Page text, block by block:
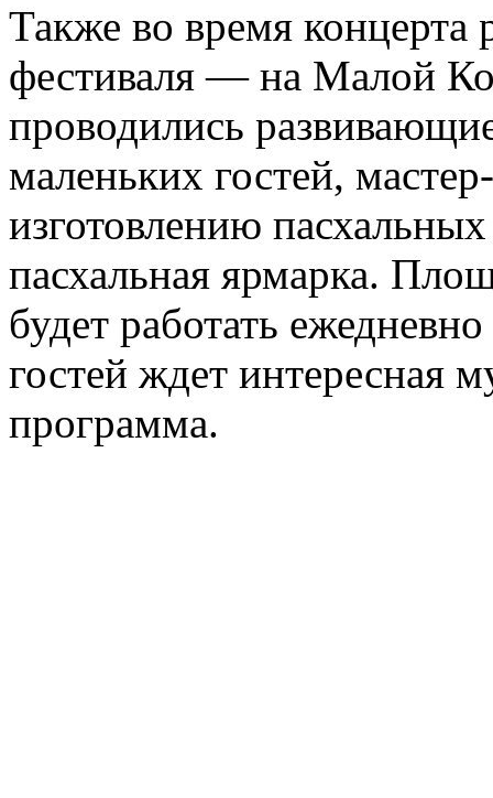
Также во время концерта
фестиваля — на Малой
проводились
маленьких гостей,
изготовлению
пасхальная ярмарка.
будет работать
гостей ждет интересная
программа.